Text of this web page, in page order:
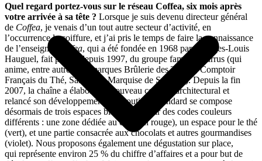
Quel regard portez-vous sur le réseau Coffea, six mois après
votre arrivée à sa tête ? Lorsque je suis devenu directeur général
de Coffea, je venais d’un tout autre secteur d’activité, en
l’occurrence la coiffure, et j’ai pris le temps de faire la connaissance
de l’enseigne.
Coffea, qui a été fondée en 1968 par Georges-Louis
Hauguel, fait partie, depuis 1997, du groupe familial Burrus (qui
anime, entre autres, les marques Brûlerie des Ternes, Comptoir
Français du Thé, Salavin et Marquise de Sévigné). Depuis la fin
2007, la chaîne a élaboré un nouveau concept architectural et
relancé son développement. La boutique standard se compose
désormais de trois espaces bien définis par des codes couleurs
différents : une zone dédiée au café (en rouge), un espace pour le thé
(vert), et une partie consacrée aux chocolats et autres gourmandises
(violet). Nous proposons également une dégustation sur place,
qui représente environ 25 % du chiffre d’affaires et a pour but de